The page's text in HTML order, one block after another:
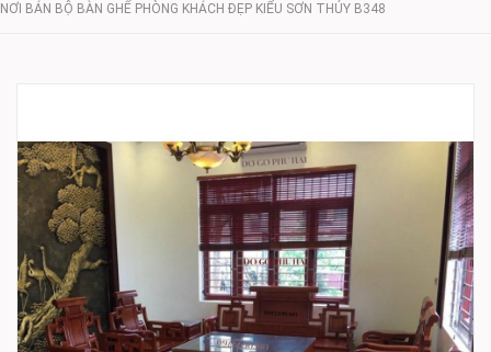
NƠI BÁN BỘ BÀN GHẾ PHÒNG KHÁCH ĐẸP KIỂU SƠN THỦY B348